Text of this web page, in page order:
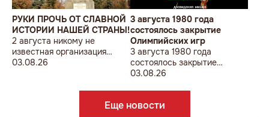
РУКИ ПРОЧЬ ОТ СЛАВНОЙ
ИСТОРИИ НАШЕЙ СТРАНЫ!
2 августа никому не
известная организация
«Лига бессарабских
без советских памятников».
03.08.26
3 августа 1980 года
состоялось закрытие
Олимпийских игр
3 августа 1980 года
состоялось закрытие
Олимпийских игр
03.08.26
Еще новости